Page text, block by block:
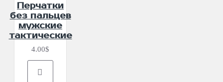
Перчатки
без пальцев
мужские
тактические
4.00$